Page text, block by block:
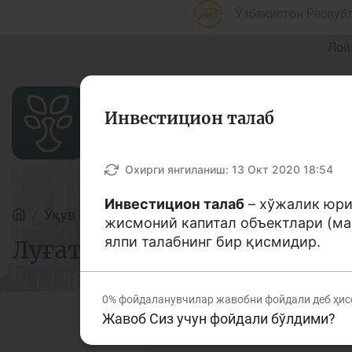
Мақолалар
Банк агентлари учун
Депозит (омонатлар)
Ўқув қўлланмалар Луғат
Луғат
Инвестицион талаб
Охирги янгиланиш: 13 Окт 2020 18:54
Инвестицион талаб – хўжалик
жисмоний капитал объектлари
ялпи талабнинг бир қисмидир.
0%фойдаланувчилар жавобни фойдали деб
Жавоб Сиз учун фойдали бўлдими?